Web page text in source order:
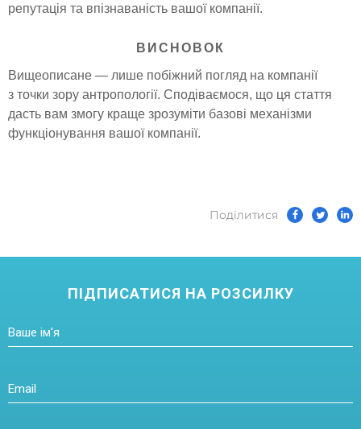
репутація та впізнаваність вашої компанії.
ВИСНОВОК
Вищеописане — лише побіжний погляд на компанії
з точки зору антропології. Сподіваємося, що ця стаття
дасть вам змогу краще зрозуміти базові механізми
функціонування вашої компанії.
Подiлитися
ПІДПИСАТИСЯ НА РОЗСИЛКУ